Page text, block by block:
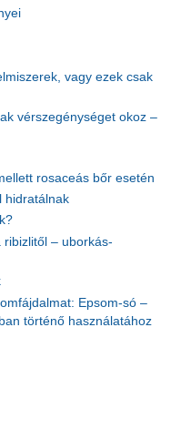
vagy ezek csak
vérszegénységet okoz –
rosaceás bőr esetén
hidratálnak
– uborkás-
Epsom-só –
történő használatához